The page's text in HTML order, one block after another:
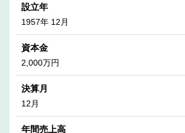
設立年
1957年 12月
資本金
2,000万円
決算月
12月
年間売上高